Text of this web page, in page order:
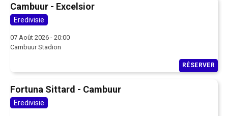
Cambuur - Excelsior
Eredivisie
07 Août 2026 - 20:00
Cambuur Stadion
RÉSERVER
Fortuna Sittard - Cambuur
Eredivisie